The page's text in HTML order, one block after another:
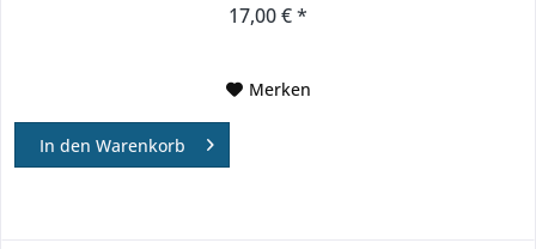
17,00 € *
Merken
In den Warenkorb